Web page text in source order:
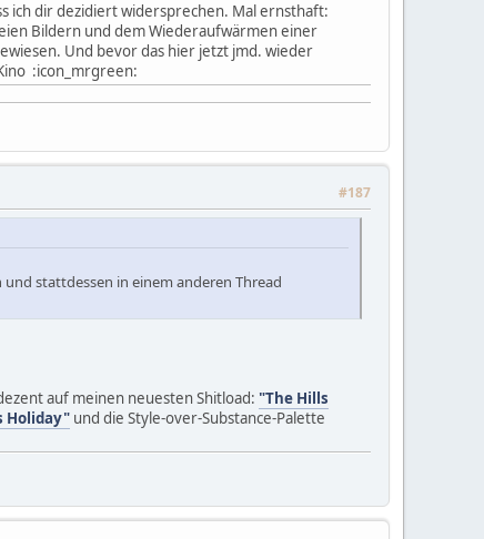
ich dir dezidiert widersprechen. Mal ernsthaft:
Bildern und dem Wiederaufwärmen einer
Und bevor das hier jetzt jmd. wieder
:icon_mrgreen:
#187
stattdessen in einem anderen Thread
auf meinen neuesten Shitload: "The Hills
Holiday" und die Style-over-Substance-Palette